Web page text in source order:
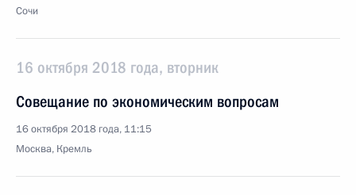
Сочи
16 октября 2018 года, вторник
Совещание по экономическим вопросам
16 октября 2018 года, 11:15
Москва, Кремль